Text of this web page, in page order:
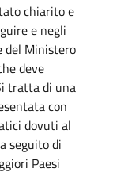
chiarito e
e negli
del Ministero
deve
tratta di una
con
dovuti al
seguito di
Paesi